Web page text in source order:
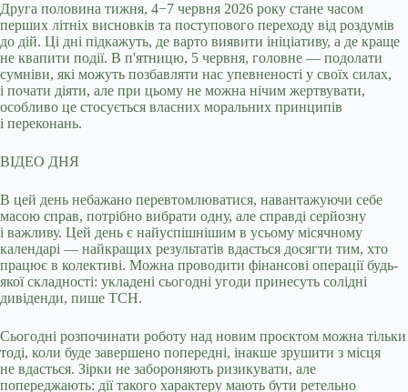
Друга половина тижня, 4−7 червня 2026 року стане часом
перших літніх висновків та поступового переходу від роздумів
до дій. Ці дні підкажуть, де варто виявити ініціативу, а де краще
не квапити події. В п'ятницю, 5 червня, головне — подолати
сумніви, які можуть позбавляти нас упевненості у своїх силах,
і почати діяти, але при цьому не можна нічим жертвувати,
особливо це стосується власних моральних принципів
і переконань.
ВІДЕО ДНЯ
В цей день небажано перевтомлюватися, навантажуючи себе
масою справ, потрібно вибрати одну, але справді серйозну
і важливу. Цей день є найуспішнішим в усьому місячному
календарі — найкращих результатів вдасться досягти тим, хто
працює в колективі. Можна проводити фінансові операції будь-
якої складності: укладені сьогодні угоди принесуть солідні
дивіденди, пише ТСН.
Сьогодні розпочинати роботу над новим проєктом можна тільки
тоді, коли буде завершено попередні, інакше зрушити з місця
не вдасться. Зірки не забороняють ризикувати, але
попереджають: дії такого характеру мають бути ретельно